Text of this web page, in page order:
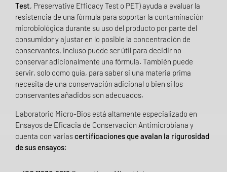
Test, Preservative Efficacy Test o PET) ayuda a evaluar la
resistencia de una fórmula para soportar la contaminación
microbiológica durante su uso del producto por parte del
consumidor y ajustar en lo posible la concentración de
conservantes, incluso puede ser útil para decidir no
conservar adicionalmente una fórmula. También puede
servir, solo como guía, para saber si una materia prima
necesita de una conservación adicional o bien si los
conservantes añadidos son adecuados.
Laboratorio Micro-Bios está altamente especializado en
Ensayos de Eficacia de Conservación Antimicrobiana y
cuenta con variascertificaciones que avalan la rigurosidad
de sus ensayos: